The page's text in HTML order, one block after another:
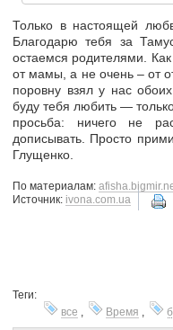
Только в настоящей
Благодарю тебя за
остаемся родителями.
от мамы, а не очень – от
поровну взял у нас
буду тебя любить —
просьба: ничего не
дописывать. Просто
Глущенко.
По материалам:
Источник: ivona.com.ua
Теги:
все , Время ,